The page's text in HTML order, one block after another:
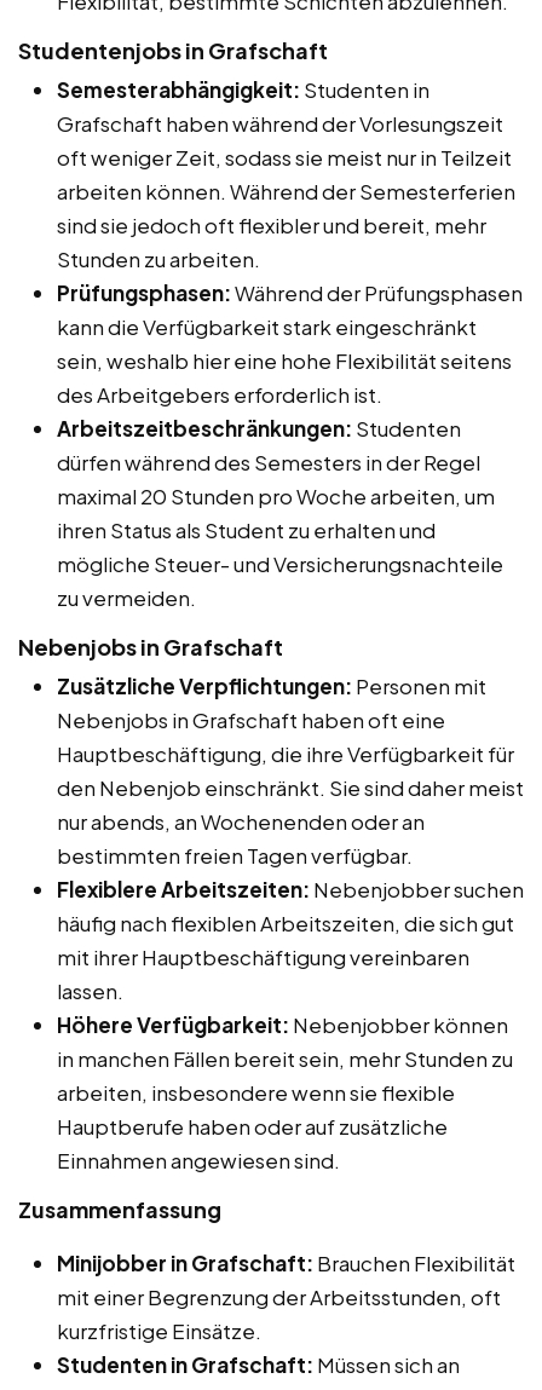
Studentenjobs in Grafschaft
Semesterabhängigkeit: Studenten in
Grafschaft haben während der Vorlesungszeit
oft weniger Zeit, sodass sie meist nur in Teilzeit
arbeiten können. Während der Semesterferien
sind sie jedoch oft flexibler und bereit, mehr
Stunden zu arbeiten.
Prüfungsphasen:Während der Prüfungsphasen
kann die Verfügbarkeit stark eingeschränkt
sein, weshalb hier eine hohe Flexibilität seitens
des Arbeitgebers erforderlich ist.
Arbeitszeitbeschränkungen: Studenten
dürfen während des Semesters in der Regel
maximal 20 Stunden pro Woche arbeiten, um
ihren Status als Student zu erhalten und
mögliche Steuer- und Versicherungsnachteile
zu vermeiden.
Nebenjobs in Grafschaft
Zusätzliche Verpflichtungen: Personen mit
Nebenjobs in Grafschaft haben oft eine
Hauptbeschäftigung, die ihre Verfügbarkeit für
den Nebenjob einschränkt. Sie sind daher meist
nur abends, an Wochenenden oder an
bestimmten freien Tagen verfügbar.
Flexiblere Arbeitszeiten: Nebenjobber suchen
häufig nach flexiblen Arbeitszeiten, die sich gut
mit ihrer Hauptbeschäftigung vereinbaren
lassen.
Höhere Verfügbarkeit: Nebenjobber können
in manchen Fällen bereit sein, mehr Stunden zu
arbeiten, insbesondere wenn sie flexible
Hauptberufe haben oder auf zusätzliche
Einnahmen angewiesen sind.
Zusammenfassung
Minijobber in Grafschaft: Brauchen Flexibilität
mit einer Begrenzung der Arbeitsstunden, oft
kurzfristige Einsätze.
Studenten in Grafschaft: Müssen sich an